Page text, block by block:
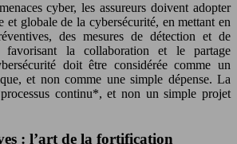
et globale de la cybersécurité, en mettant en
des mesures de détection et de
favorisant la collaboration et le partage
doit être considérée comme un
et non comme une simple dépense. La
continu*, et non un simple projet
: l’art de la fortification